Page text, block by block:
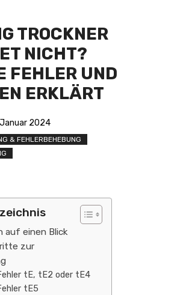
TROCKNER
NICHT?
FEHLER UND
ERKLÄRT
2024
& FEHLERBEHEBUNG
auf einen Blick
zur
tE, tE2 oder tE4
tE5